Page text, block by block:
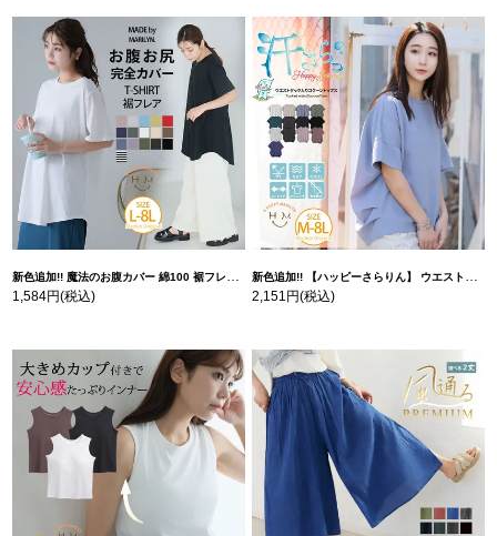
新色追加!! 魔法のお腹カバー 綿100 裾フレア Tシャツ | 大きいサイズの通販ならハッピーマリリン
1,584円(税込)
新色追加!! 【ハッピーさらりん】 ウエストタック入り スッキリ魅せ コクーントップス | 大きいサイズの通販ならハッピーマリリン
2,151円(税込)